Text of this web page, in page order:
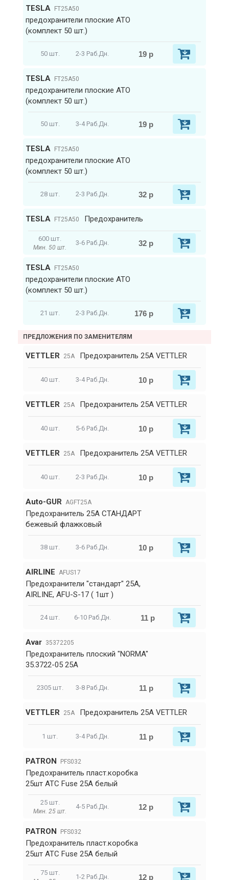
TESLA FT25A50
предохранители плоские ATO
(комплект 50 шт.)
50 шт. 2-3 Раб.Дн. 19 р
TESLA FT25A50
предохранители плоские ATO
(комплект 50 шт.)
50 шт. 3-4 Раб.Дн. 19 р
TESLA FT25A50
предохранители плоские ATO
(комплект 50 шт.)
28 шт. 2-3 Раб.Дн. 32 р
TESLA FT25A50 Предохранитель
600 шт.
Мин. 50 шт.
3-6 Раб.Дн. 32 р
TESLA FT25A50
предохранители плоские ATO
(комплект 50 шт.)
21 шт. 2-3 Раб.Дн. 176 р
ПРЕДЛОЖЕНИЯ ПО ЗАМЕНИТЕЛЯМ
VETTLER 25A Предохранитель 25А VETTLER
40 шт. 3-4 Раб.Дн. 10 р
VETTLER 25A Предохранитель 25А VETTLER
40 шт. 5-6 Раб.Дн. 10 р
VETTLER 25A Предохранитель 25А VETTLER
40 шт. 2-3 Раб.Дн. 10 р
Auto-GUR AGFT25A
Предохранитель 25A СТАНДАРТ
бежевый флажковый
38 шт. 3-6 Раб.Дн. 10 р
AIRLINE AFUS17
Предохранители "стандарт" 25A,
AIRLINE, AFU-S-17 ( 1шт )
24 шт. 6-10 Раб.Дн. 11 р
Avar 35372205
Предохранитель плоский "NORMA"
35.3722-05 25А
2305 шт. 3-8 Раб.Дн. 11 р
VETTLER 25A Предохранитель 25А VETTLER
1 шт. 3-4 Раб.Дн. 11 р
PATRON PFS032
Предохранитель пласт.коробка
25шт ATC Fuse 25A белый
25 шт.
Мин. 25 шт.
4-5 Раб.Дн. 12 р
PATRON PFS032
Предохранитель пласт.коробка
25шт ATC Fuse 25A белый
75 шт.
1-2 Раб.Дн. 12 р